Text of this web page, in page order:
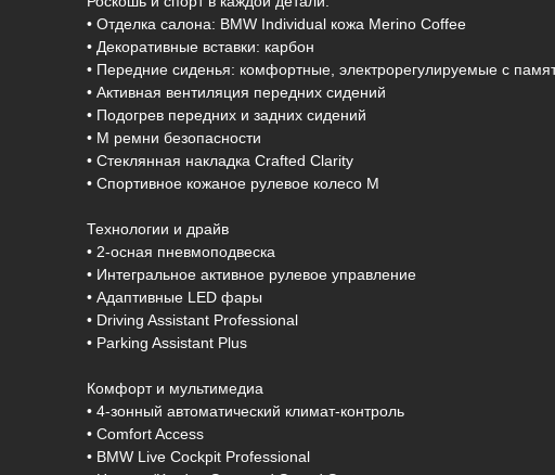
• Отделка салона: BMW Individual кожа Merino Coffee
• Декоративные вставки: карбон
• Передние сиденья: комфортные, электрорегулируемые с
• Активная вентиляция передних сидений
• Подогрев передних и задних сидений
• M ремни безопасности
• Стеклянная накладка Crafted Clarity
• Спортивное кожаное рулевое колесо M
Технологии и драйв
• 2-осная пневмоподвеска
• Интегральное активное рулевое управление
• Адаптивные LED фары
• Driving Assistant Professional
• Parking Assistant Plus
Комфорт и мультимедиа
• 4-зонный автоматический климат-контроль
• Comfort Access
• BMW Live Cockpit Professional